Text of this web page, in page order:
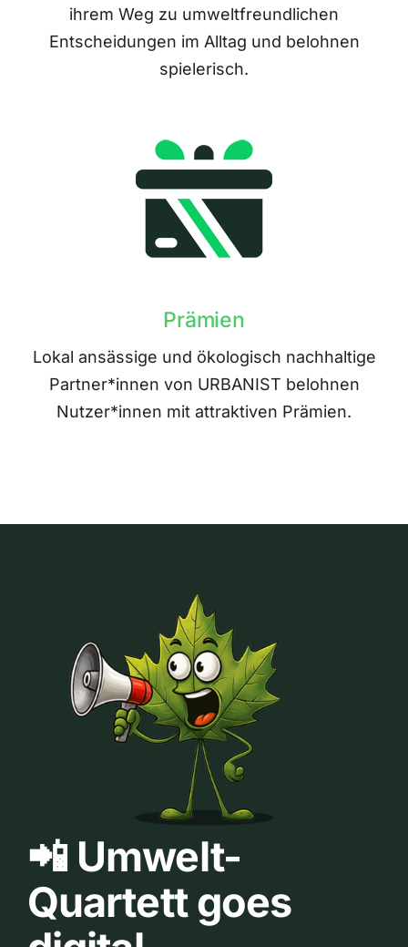
ihrem Weg zu umweltfreundlichen
Entscheidungen im Alltag und belohnen
spielerisch.
Prämien
Lokal ansässige und ökologisch nachhaltige
Partner*innen von URBANIST belohnen
Nutzer*innen mit attraktiven Prämien.
📲 Umwelt-
Quartett goes